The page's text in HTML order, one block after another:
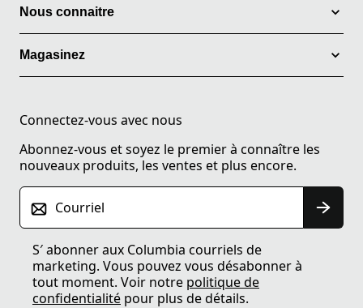
Nous connaitre
Magasinez
Connectez-vous avec nous
Abonnez-vous et soyez le premier à connaître les
nouveaux produits, les ventes et plus encore.
Courriel
S′ abonner aux Columbia courriels de
marketing. Vous pouvez vous désabonner à
tout moment. Voir notre politique de
confidentialité pour plus de détails.